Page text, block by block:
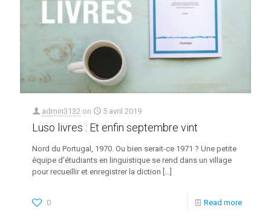
admin3132 on 5 avril 2019
Luso livres : Et enfin septembre vint
Nord du Portugal, 1970. Ou bien serait-ce 1971 ? Une petite
équipe d’étudiants en linguistique se rend dans un village
pour recueillir et enregistrer la diction […]
0 Read more